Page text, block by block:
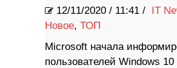
12/11/2020 / 11:41 / IT
Новое, ТОП
Microsoft начала
пользователей Windows 10